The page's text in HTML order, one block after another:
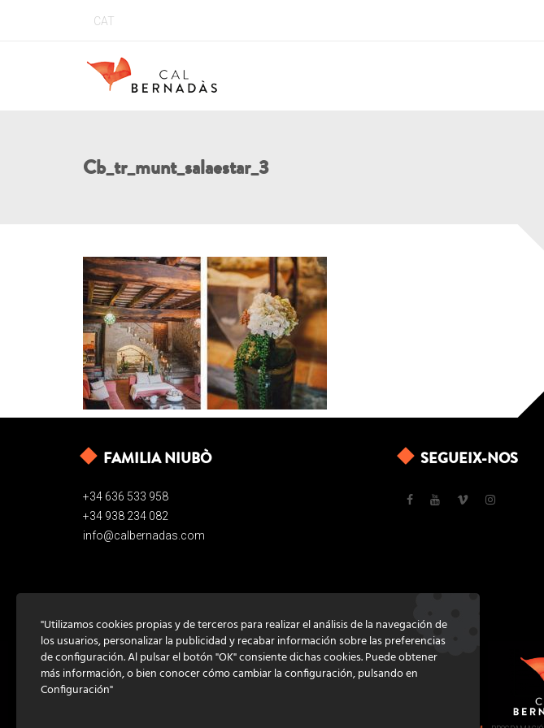
CAT
Cb_tr_munt_salaestar_3
FAMILIA NIUBÒ
+34 636 533 958
+34 938 234 082
info@calbernadas.com
SEGUEIX-NOS
"Utilizamos cookies propias y de terceros para realizar el análisis de la navegación de
los usuarios, personalizar la publicidad y recabar información sobre las preferencias
de configuración. Al pulsar el botón "OK" consiente dichas cookies. Puede obtener
más información, o bien conocer cómo cambiar la configuración, pulsando en
Configuración"